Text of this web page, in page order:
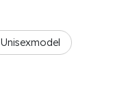
Unisexmodel